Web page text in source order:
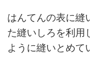
はんてんの表に縫
た縫いしろを利用
ように縫いとめて